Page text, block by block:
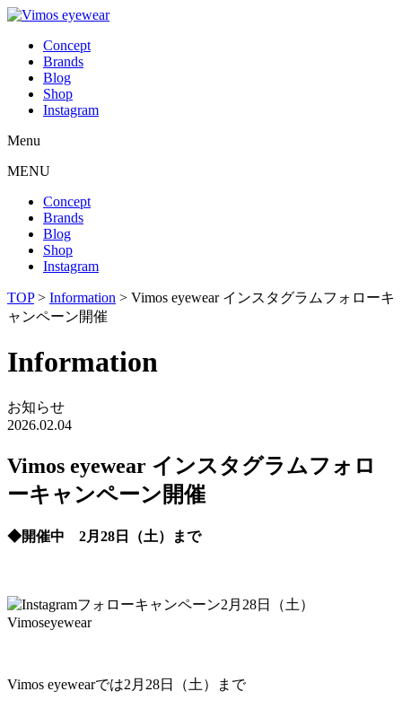
Concept
Brands
Blog
Shop
Instagram
Menu
MENU
Concept
Brands
Blog
Shop
Instagram
TOP> Information > Vimos eyewear インスタグラムフォローキ
ャンペーン開催
Information
お知らせ
2026.02.04
Vimos eyewear インスタグラムフォロ
ーキャンペーン開催
◆開催中 2月28日（土）まで
Vimos eyewearでは2月28日（土）まで